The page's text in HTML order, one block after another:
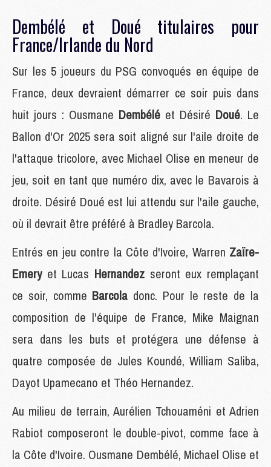
Dembélé et Doué titulaires pour
France/Irlande du Nord
Sur les 5 joueurs du PSG convoqués en équipe de
France, deux devraient démarrer ce soir puis dans
huit jours : Ousmane Dembélé et Désiré Doué. Le
Ballon d'Or 2025 sera soit aligné sur l'aile droite de
l'attaque tricolore, avec Michael Olise en meneur de
jeu, soit en tant que numéro dix, avec le Bavarois à
droite. Désiré Doué est lui attendu sur l'aile gauche,
où il devrait être préféré à Bradley Barcola.
Entrés en jeu contre la Côte d'Ivoire, Warren Zaïre-
Emery et Lucas Hernandez seront eux remplaçant
ce soir, comme Barcola donc. Pour le reste de la
composition de l'équipe de France, Mike Maignan
sera dans les buts et protégera une défense à
quatre composée de Jules Koundé, William Saliba,
Dayot Upamecano et Théo Hernandez.
Au milieu de terrain, Aurélien Tchouaméni et Adrien
Rabiot composeront le double-pivot, comme face à
la Côte d'Ivoire. Ousmane Dembélé, Michael Olise et